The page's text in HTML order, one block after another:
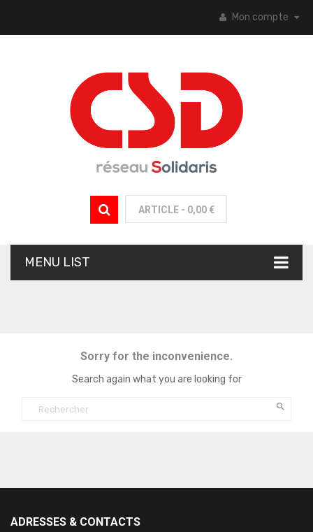
Mon compte
ARTICLE - 0,00 €
MENU LIST
Sorry for the inconvenience.
Search again what you are looking for

ADRESSES & CONTACTS